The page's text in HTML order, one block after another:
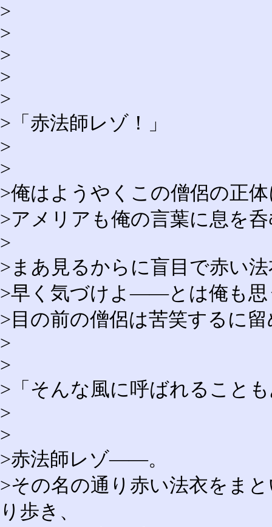
>
>
>
>
>
>「赤法師レゾ！」
>
>
>俺はようやくこの僧侶の正
>アメリアも俺の言葉に息を
>
>まあ見るからに盲目で赤い
>早く気づけよ――とは俺も思
>目の前の僧侶は苦笑するに
>
>
>「そんな風に呼ばれること
>
>
>赤法師レゾ――。
>その名の通り赤い法衣をま
り歩き、